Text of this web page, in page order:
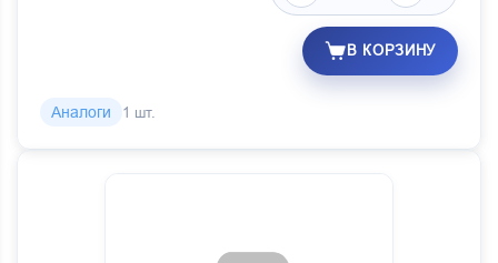
В КОРЗИНУ
Аналоги 1 шт.